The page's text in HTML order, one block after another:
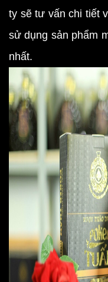
ty sẽ tư vấn chi tiết
sử dụng sản phẩm
nhất.